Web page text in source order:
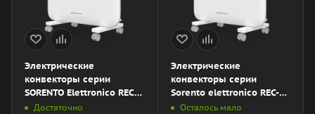
Электрические
конвекторы серии
SORENTO Elettronico REC-
S1000E
Достаточно
Электрические
конвекторы серии
Sorento elettronico REC-
S2000M
Осталось мало